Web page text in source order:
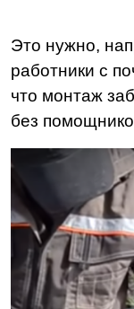
Это нужно,
работники с
что монтаж
без